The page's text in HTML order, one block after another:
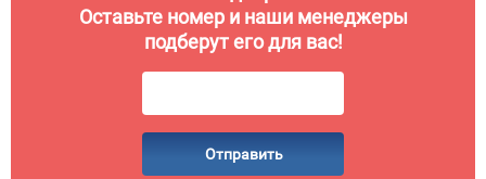
Оставьте номер и наши менеджеры
подберут его для вас!
Отправить